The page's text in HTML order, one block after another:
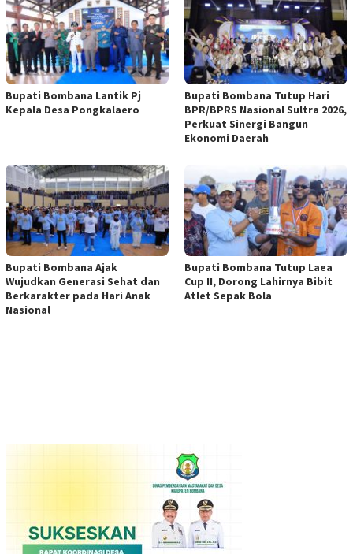
Bupati Bombana Lantik Pj
Kepala Desa Pongkalaero
Bupati Bombana Tutup Hari
BPR/BPRS Nasional Sultra 2026,
Perkuat Sinergi Bangun
Ekonomi Daerah
Bupati Bombana Ajak
Wujudkan Generasi Sehat dan
Berkarakter pada Hari Anak
Nasional
Bupati Bombana Tutup Laea
Cup II, Dorong Lahirnya Bibit
Atlet Sepak Bola